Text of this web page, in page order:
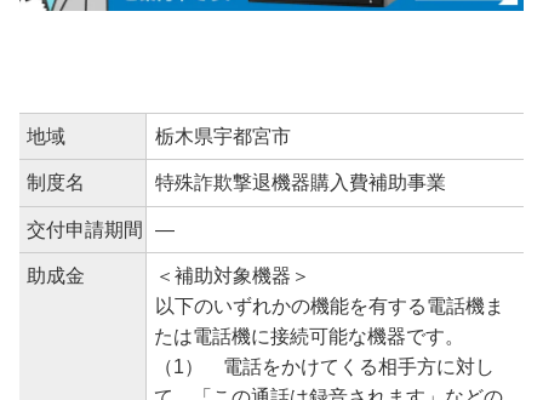
地域 栃木県宇都宮市
制度名 特殊詐欺撃退機器購入費補助事業
交付申請期間 ―
助成金
＜補助対象機器＞
以下のいずれかの機能を有する電話機ま
たは電話機に接続可能な機器です。
（1） 電話をかけてくる相手方に対し